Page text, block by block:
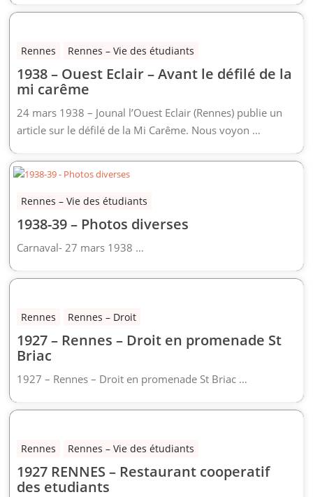
Rennes Rennes – Vie des étudiants
1938 – Ouest Eclair – Avant le défilé de la
mi carême
24 mars 1938 – Jounal l’Ouest Eclair (Rennes) publie un
article sur le défilé de la Mi Carême. Nous voyon …
Rennes – Vie des étudiants
1938-39 – Photos diverses
Carnaval- 27 mars 1938 …
Rennes Rennes – Droit
1927 – Rennes – Droit en promenade St
Briac
1927 – Rennes – Droit en promenade St Briac …
Rennes Rennes – Vie des étudiants
1927 RENNES – Restaurant cooperatif
des etudiants